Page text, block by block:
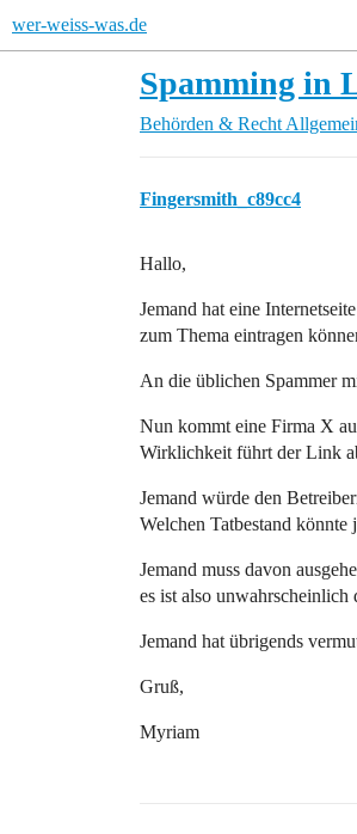
wer-weiss-was.de
Spamming in
Behörden & Recht
Fingersmith_c89cc4
Hallo,
Jemand hat eine
zum Thema eintragen
An die üblichen Spammer
Nun kommt eine Firma X
Wirklichkeit führt der Link
Jemand würde den
Welchen Tatbestand könnte
Jemand muss davon
es ist also unwahrscheinlich
Jemand hat übrigends
Gruß,
Myriam